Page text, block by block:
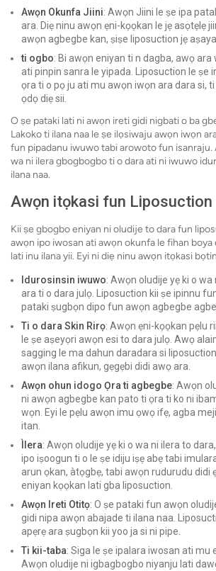
Awọn Okunfa Jiini: Awọn Jiini le ṣe ipa
ara. Diẹ ninu awọn ẹni-kọọkan le jẹ asọtẹlẹ
awọn agbegbe kan, ṣiṣe liposuction jẹ
ti ogbo: Bi awọn eniyan ti n dagba, awọ ara
ati pinpin sanra le yipada. Liposuction le ṣe
ọra ti o pọ ju ati mu awọn iwọn ara dara si,
ọdọ diẹ sii.
O ṣe pataki lati ni awọn ireti gidi nigbati o ba
Lakoko ti ilana naa le ṣe ilọsiwaju awọn iwọn
fun pipadanu iwuwo tabi arowoto fun isanraju.
wa ni ilera gbogbogbo ti o dara ati ni iwuwo
ilana naa.
Awọn itọkasi fun Liposuction
Kii ṣe gbogbo eniyan ni oludije to dara fun
awọn ipo iwosan ati awọn okunfa le fihan boya
lati inu ilana yii. Eyi ni diẹ ninu awọn itọkasi
Idurosinsin iwuwo: Awọn oludije yẹ ki o
ara ti o dara julọ. Liposuction kii ṣe ipinnu
pataki ṣugbọn dipo fun awọn agbegbe
Ti o dara Skin Rirọ: Awọn ẹni-kọọkan pẹlu
le ṣe aṣeyọri awọn esi to dara julọ. Awọ
sagging le ma dahun daradara si
awọn ilana afikun, gẹgẹbi didi awọ ara.
Awọn ohun idogo Ọra ti agbegbe: Awọn
ni awọn agbegbe kan pato ti ọra ti ko ni
wọn. Eyi le pẹlu awọn imu ọwọ ifẹ, agba
itan.
Ìlera: Awọn oludije yẹ ki o wa ni ilera to
ipo iṣoogun ti o le ṣe idiju iṣẹ abẹ tabi
arun ọkan, àtọgbẹ, tabi awọn rudurudu didi
eniyan kọọkan lati gba liposuction.
Awọn Ireti Otitọ: O ṣe pataki fun awọn
gidi nipa awọn abajade ti ilana naa.
apẹrẹ ara ṣugbọn kii yoo ja si ni pipe.
Ti kii-taba: Siga le ṣe ipalara iwosan ati mu
Awọn oludije ni igbagbogbo niyanju lati